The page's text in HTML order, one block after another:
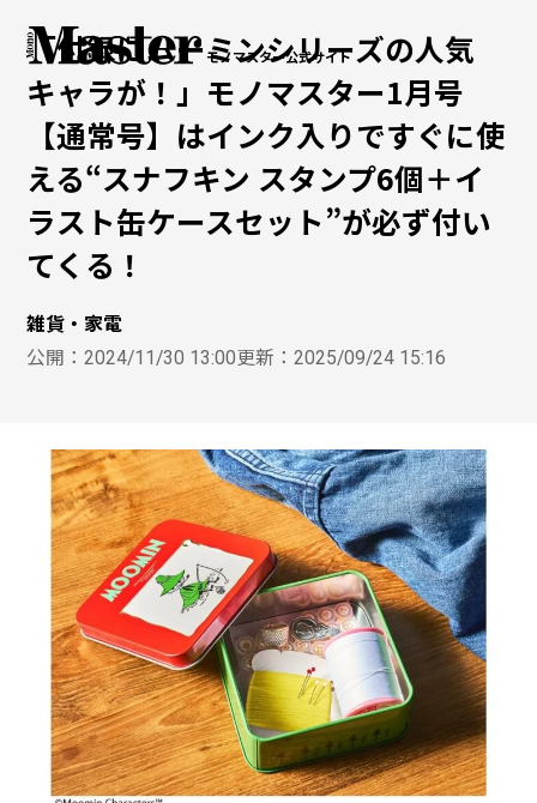
モノマスター公式サイト
「付録にムーミンシリーズの人気
キャラが！」モノマスター1月号
【通常号】はインク入りですぐに使
える“スナフキン スタンプ6個＋イ
ラスト缶ケースセット”が必ず付い
てくる！
雑貨・家電
公開：2024/11/30 13:00更新：2025/09/24 15:16